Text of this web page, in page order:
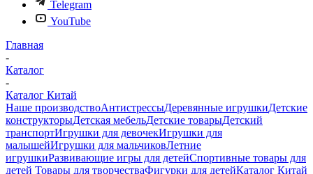
Telegram
YouTube
Главная
-
Каталог
-
Каталог Китай
Наше производствоАнтистрессыДеревянные игрушкиДетские
конструкторыДетская мебельДетские товарыДетский
транспортИгрушки для девочекИгрушки для
малышейИгрушки для мальчиковЛетние
игрушкиРазвивающие игры для детейСпортивные товары для
детей Товары для творчестваФигурки для детейКаталог Китай